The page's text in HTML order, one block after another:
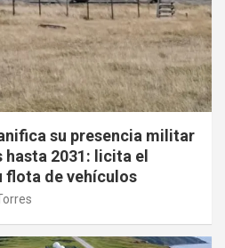
su presencia militar
hasta 2031: licita el
flota de vehículos